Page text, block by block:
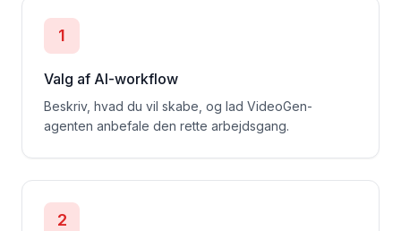
1
Valg af AI-workflow
Beskriv, hvad du vil skabe, og lad VideoGen-
agenten anbefale den rette arbejdsgang.
2